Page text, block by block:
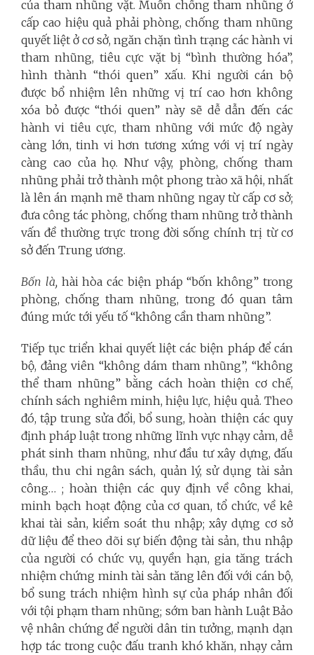
của tham nhũng vặt. Muốn chống tham nhũng ở
cấp cao hiệu quả phải phòng, chống tham nhũng
quyết liệt ở cơ sở, ngăn chặn tình trạng các hành vi
tham nhũng, tiêu cực vặt bị “bình thường hóa”,
hình thành “thói quen” xấu. Khi người cán bộ
được bổ nhiệm lên những vị trí cao hơn không
xóa bỏ được “thói quen” này sẽ dễ dẫn đến các
hành vi tiêu cực, tham nhũng với mức độ ngày
càng lớn, tinh vi hơn tương xứng với vị trí ngày
càng cao của họ. Như vậy, phòng, chống tham
nhũng phải trở thành một phong trào xã hội, nhất
là lên án mạnh mẽ tham nhũng ngay từ cấp cơ sở;
đưa công tác phòng, chống tham nhũng trở thành
vấn đề thường trực trong đời sống chính trị từ cơ
sở đến Trung ương.
Bốn là, hài hòa các biện pháp “bốn không” trong
phòng, chống tham nhũng, trong đó quan tâm
đúng mức tới yếu tố “không cần tham nhũng”.
Tiếp tục triển khai quyết liệt các biện pháp để cán
bộ, đảng viên “không dám tham nhũng”, “không
thể tham nhũng” bằng cách hoàn thiện cơ chế,
chính sách nghiêm minh, hiệu lực, hiệu quả. Theo
đó, tập trung sửa đổi, bổ sung, hoàn thiện các quy
định pháp luật trong những lĩnh vực nhạy cảm, dễ
phát sinh tham nhũng, như đầu tư xây dựng, đấu
thầu, thu chi ngân sách, quản lý, sử dụng tài sản
công… ; hoàn thiện các quy định về công khai,
minh bạch hoạt động của cơ quan, tổ chức, về kê
khai tài sản, kiểm soát thu nhập; xây dựng cơ sở
dữ liệu để theo dõi sự biến động tài sản, thu nhập
của người có chức vụ, quyền hạn, gia tăng trách
nhiệm chứng minh tài sản tăng lên đối với cán bộ,
bổ sung trách nhiệm hình sự của pháp nhân đối
với tội phạm tham nhũng; sớm ban hành Luật Bảo
vệ nhân chứng để người dân tin tưởng, mạnh dạn
hợp tác trong cuộc đấu tranh khó khăn, nhạy cảm